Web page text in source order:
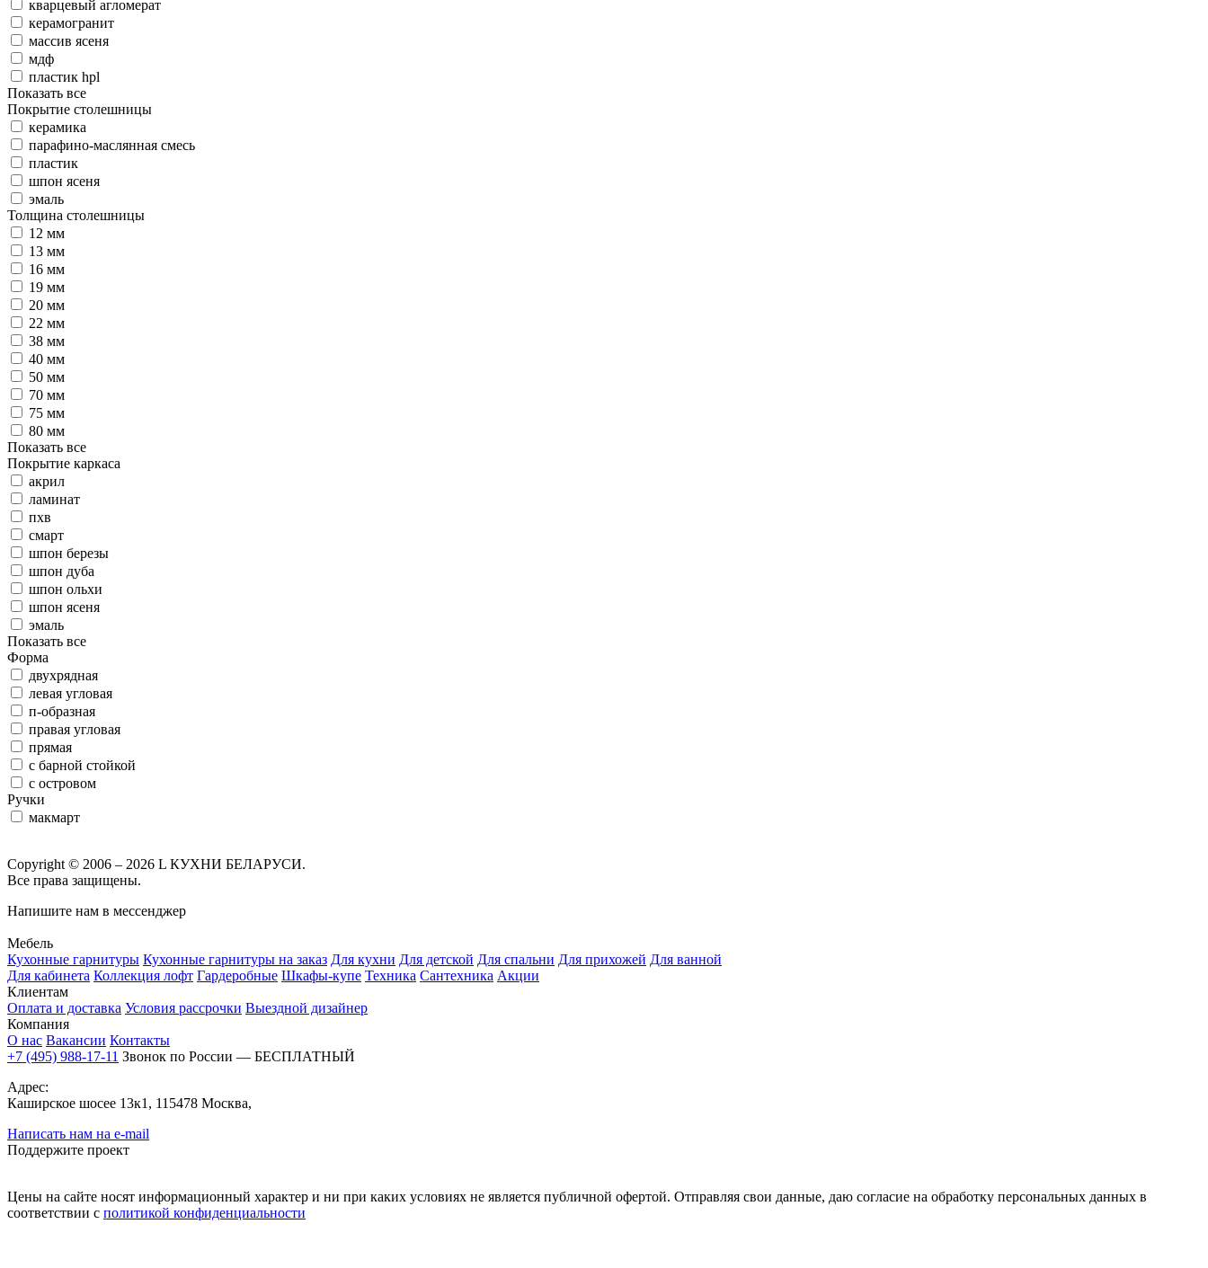
кварцевый агломерат
керамогранит
массив ясеня
мдф
пластик hpl
Показать все
Покрытие столешницы
керамика
парафино-маслянная смесь
пластик
шпон ясеня
эмаль
Толщина столешницы
12 мм
13 мм
16 мм
19 мм
20 мм
22 мм
38 мм
40 мм
50 мм
70 мм
75 мм
80 мм
Показать все
Покрытие каркаса
акрил
ламинат
пхв
смарт
шпон березы
шпон дуба
шпон ольхи
шпон ясеня
эмаль
Показать все
Форма
двухрядная
левая угловая
п-образная
правая угловая
прямая
с барной стойкой
с островом
Ручки
макмарт
Copyright © 2006 – 2026 L КУХНИ БЕЛАРУСИ.
Все права защищены.
Напишите нам в мессенджер
Мебель
Кухонные гарнитуры Кухонные гарнитуры на заказ Для кухни Для детской Для спальни Для прихожей Для ванной
Для кабинета Коллекция лофт Гардеробные Шкафы-купе Техника Сантехника Акции
Клиентам
Оплата и доставка Условия рассрочки Выездной дизайнер
Компания
О нас Вакансии Контакты
+7 (495) 988-17-11 Звонок по России — БЕСПЛАТНЫЙ
Адрес:
Каширское шосее 13к1, 115478 Москва,
Написать нам на e-mail
Поддержите проект
Цены на сайте носят информационный характер и ни при каких условиях не является публичной офертой. Отправляя свои данные, даю согласие на обработку персональных данных в
соответствии с политикой конфиденциальности